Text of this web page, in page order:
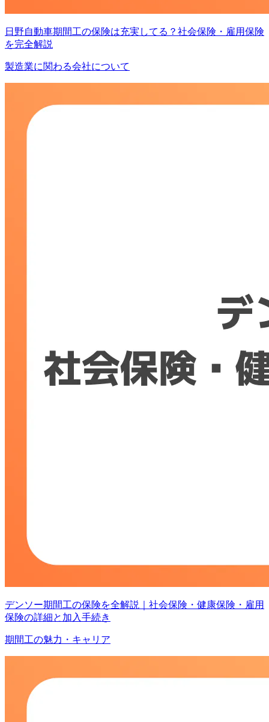
日野自動車期間工の保険は充実してる？社会保険・雇用保険
を完全解説
製造業に関わる会社について
デンソー期間工の保険を全解説｜社会保険・健康保険・雇用
保険の詳細と加入手続き
期間工の魅力・キャリア